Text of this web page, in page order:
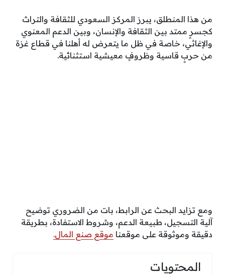
من هذا المنطلق، يبرز المركز السعودي للثقافة والتراث
كجسرٍ ممتد بين الثقافة والإنسان، وبين الدعم المعنوي
والإغاثي، خاصة في ظل ما يتعرض له أهلنا في قطاع غزة
من حربٍ قاسية وظروفٍ معيشية استثنائية.
ومع تزايد البحث عن الرابط، بات من الضروري توضيح
آلية التسجيل، طبيعة الدعم، وشروط الاستفادة، بطريقة
دقيقة وموثوقة على موقعنا موقع صنع المال.
المحتويات